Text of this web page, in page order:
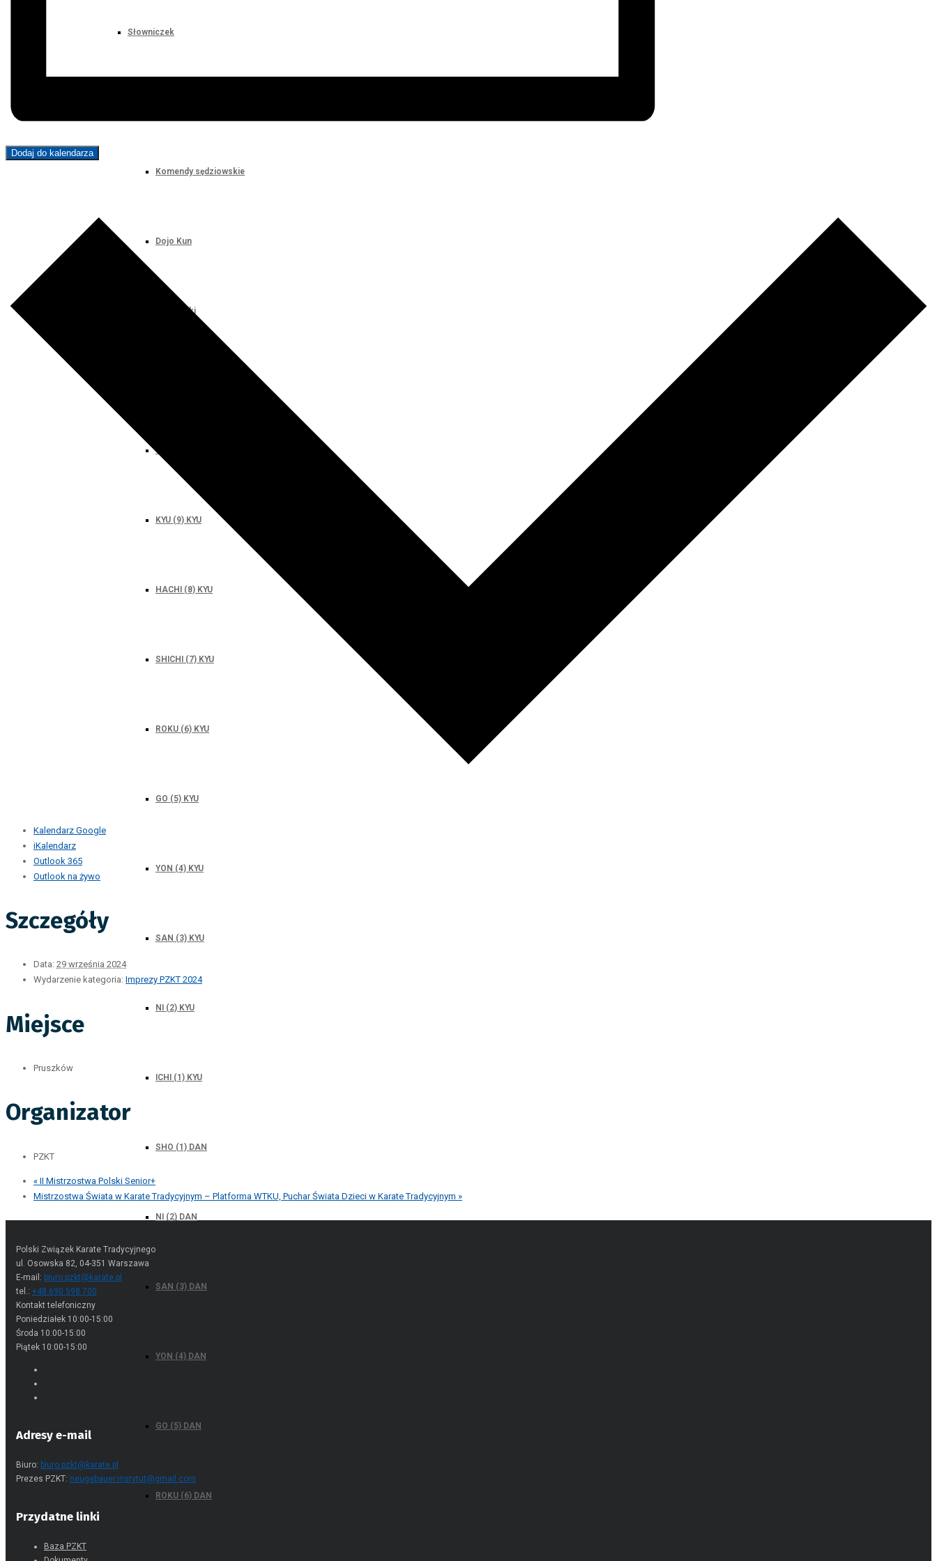
Słowniczek
Komendy sędziowskie
Dojo Kun
Liczebniki
Stopnie i ich zasadnicze kryteria
KYU (9) KYU
HACHI (8) KYU
SHICHI (7) KYU
ROKU (6) KYU
GO (5) KYU
YON (4) KYU
SAN (3) KYU
NI (2) KYU
ICHI (1) KYU
SHO (1) DAN
NI (2) DAN
SAN (3) DAN
YON (4) DAN
GO (5) DAN
ROKU (6) DAN
Dodaj do kalendarza
Kalendarz Google
iKalendarz
Outlook 365
Outlook na żywo
Szczegóły
Data: 29 września 2024
Wydarzenie kategoria: Imprezy PZKT 2024
Miejsce
Pruszków
Organizator
PZKT
« II Mistrzostwa Polski Senior+
Mistrzostwa Świata w Karate Tradycyjnym – Platforma WTKU, Puchar Świata Dzieci w Karate Tradycyjnym »
Polski Związek Karate Tradycyjnego
ul. Osowska 82, 04-351 Warszawa
E-mail: biuro.pzkt@karate.pl
tel.: +48 690 598 700
Kontakt telefoniczny
Poniedziałek 10:00-15:00
Środa 10:00-15:00
Piątek 10:00-15:00
Adresy e-mail
Biuro: biuro.pzkt@karate.pl
Prezes PZKT: neugebauer.instytut@gmail.com
Przydatne linki
Baza PZKT